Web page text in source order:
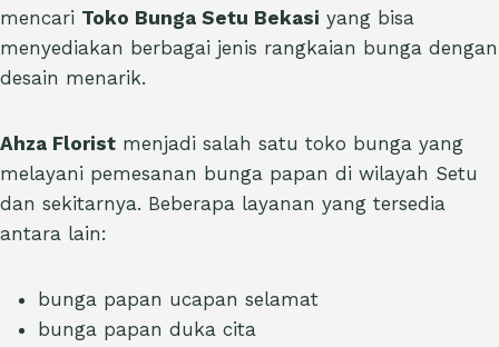
mencari Toko Bunga Setu Bekasi yang bisa
menyediakan berbagai jenis rangkaian bunga dengan
desain menarik.
Ahza Florist menjadi salah satu toko bunga yang
melayani pemesanan bunga papan di wilayah Setu
dan sekitarnya. Beberapa layanan yang tersedia
antara lain:
bunga papan ucapan selamat
bunga papan duka cita